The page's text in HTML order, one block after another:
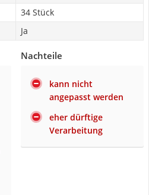
34 Stück
Ja
Nachteile
kann nicht
angepasst werden
eher dürftige
Verarbeitung